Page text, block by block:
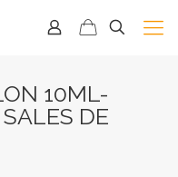
10ML-
DE